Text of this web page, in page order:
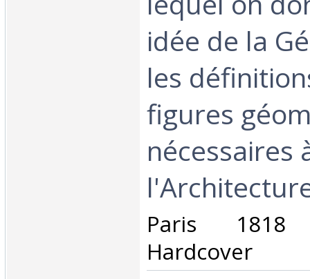
idée de la
les
figures
nécessaires
‎Paris 1818
Hardcover ‎